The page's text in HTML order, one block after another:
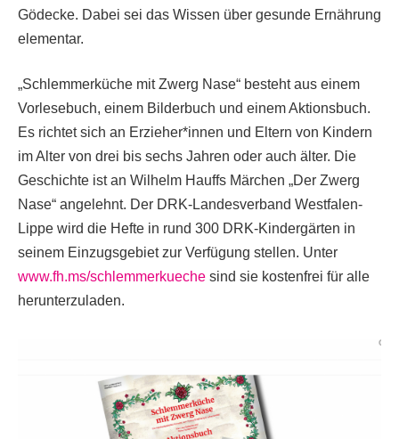
Gödecke. Dabei sei das Wissen über gesunde Ernährung
elementar.
„Schlemmerküche mit Zwerg Nase“ besteht aus einem
Vorlesebuch, einem Bilderbuch und einem Aktionsbuch.
Es richtet sich an Erzieher*innen und Eltern von Kindern
im Alter von drei bis sechs Jahren oder auch älter. Die
Geschichte ist an Wilhelm Hauffs Märchen „Der Zwerg
Nase“ angelehnt. Der DRK-Landesverband Westfalen-
Lippe wird die Hefte in rund 300 DRK-Kindergärten in
seinem Einzugsgebiet zur Verfügung stellen. Unter
www.fh.ms/schlemmerkueche sind sie kostenfrei für alle
herunterzuladen.